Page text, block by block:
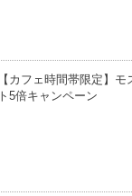
【カフェ時間帯限定】
ト5倍キャンペーン